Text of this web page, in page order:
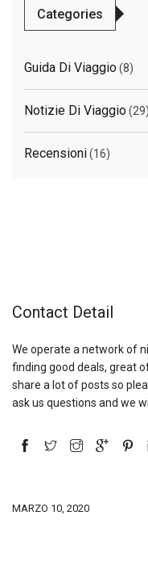
Categories
Guida Di Viaggio(8)
Notizie Di Viaggio(29)
Recensioni(16)
Contact Detail
We operate a network of
finding good deals, great
share a lot of posts so
ask us questions and we
MARZO 10, 2020